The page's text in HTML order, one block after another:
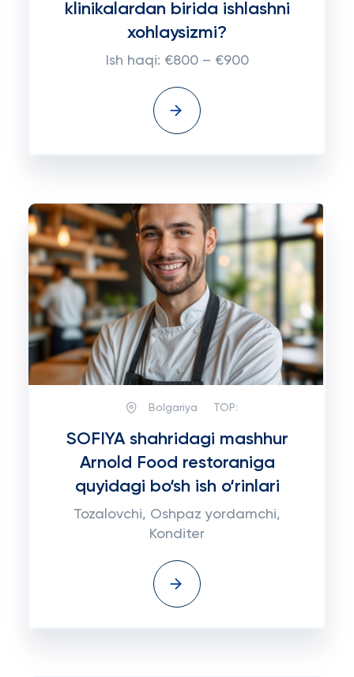
klinikalardan birida ishlashni
xohlaysizmi?
Ish haqi: €800 – €900
Bolgariya TOP:
SOFIYA shahridagi mashhur
Arnold Food restoraniga
quyidagi bo‘sh ish o‘rinlari
Tozalovchi, Oshpaz yordamchi,
Konditer